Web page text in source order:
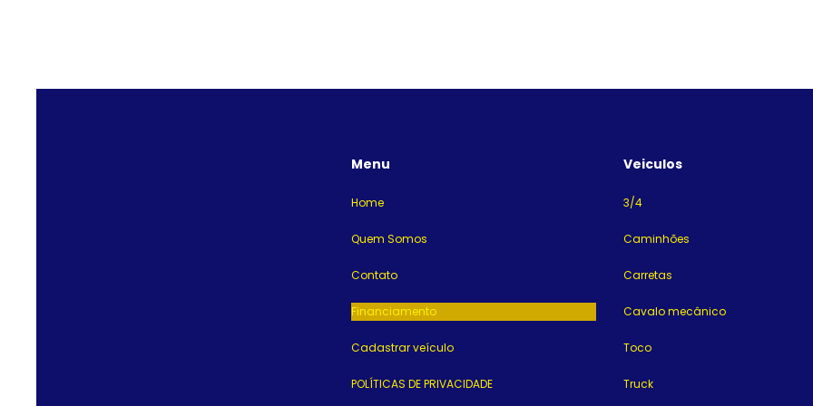
Menu
Home
Quem Somos
Contato
Financiamento
Cadastrar veículo
POLÍTICAS DE PRIVACIDADE
Veiculos
3/4
Caminhões
Carretas
Cavalo mecânico
Toco
Truck